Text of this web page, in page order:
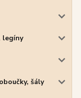
legíny
šály